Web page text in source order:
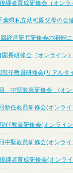
継者育成研修会（オンラ
県私立幼稚園父母の会
経営研究研修会の開催
長研修会（オンライン）
任教員研修会(リアルタ
中堅教員研修会 (オン
新任教員研修会(オンラ
任教員研修会(オンライ
中堅教員研修会(オンラ
継者育成研修会(オンラ